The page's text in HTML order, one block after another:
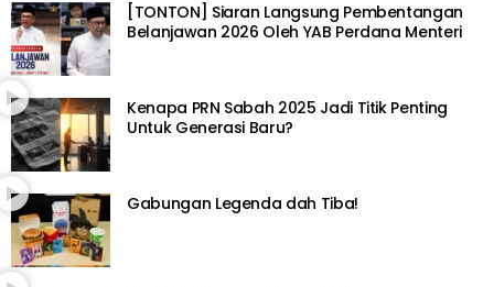
[TONTON] Siaran Langsung Pembentangan
Belanjawan 2026 Oleh YAB Perdana Menteri
Kenapa PRN Sabah 2025 Jadi Titik Penting
Untuk Generasi Baru?
Gabungan Legenda dah Tiba!